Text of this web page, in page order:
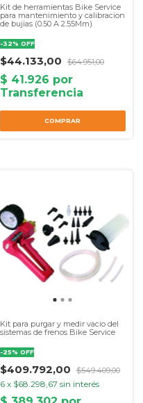
Kit de herramientas Bike Service
para mantenimiento y calibracion
de bujias (0.50 A 2.55Mm)
-32% OFF
$44.133,00 $64.951,00
Kit para purgar y medir vacio del
sistemas de frenos Bike Service
-25% OFF
$409.792,00 $549.409,00
6 x $68.298,67 sin interés